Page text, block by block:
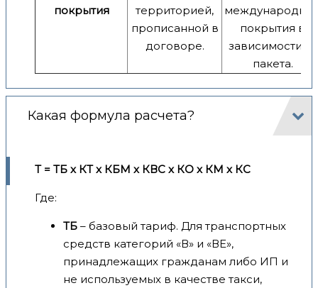
покрытия
территорией,
прописанной в
договоре.
покрытия в
зависимости от
пакета.
Какая формула расчета?
Т = ТБ x КТ x КБМ x КВС x КО x КМ x КС
Где:
ТБ – базовый тариф. Для транспортных
средств категорий «В» и «ВЕ»,
принадлежащих гражданам либо ИП и
не используемых в качестве такси,